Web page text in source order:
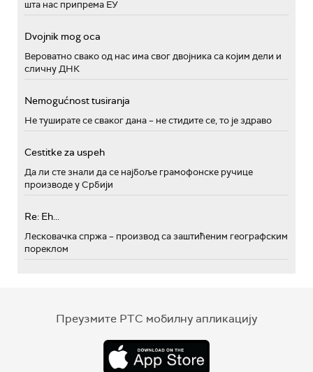
шта нас припрема ЕУ
Dvojnik mog oca
Вероватно свако од нас има свог двојника са којим дели и
сличну ДНК
Nemogućnost tusiranja
Не туширате се сваког дана – не стидите се, то је здраво
Cestitke za uspeh
Да ли сте знали да се најбоље грамофонске ручице
производе у Србији
Re: Eh...
Лесковачка спржа – производ са заштићеним географским
пореклом
Преузмите РТС мобилну апликацију